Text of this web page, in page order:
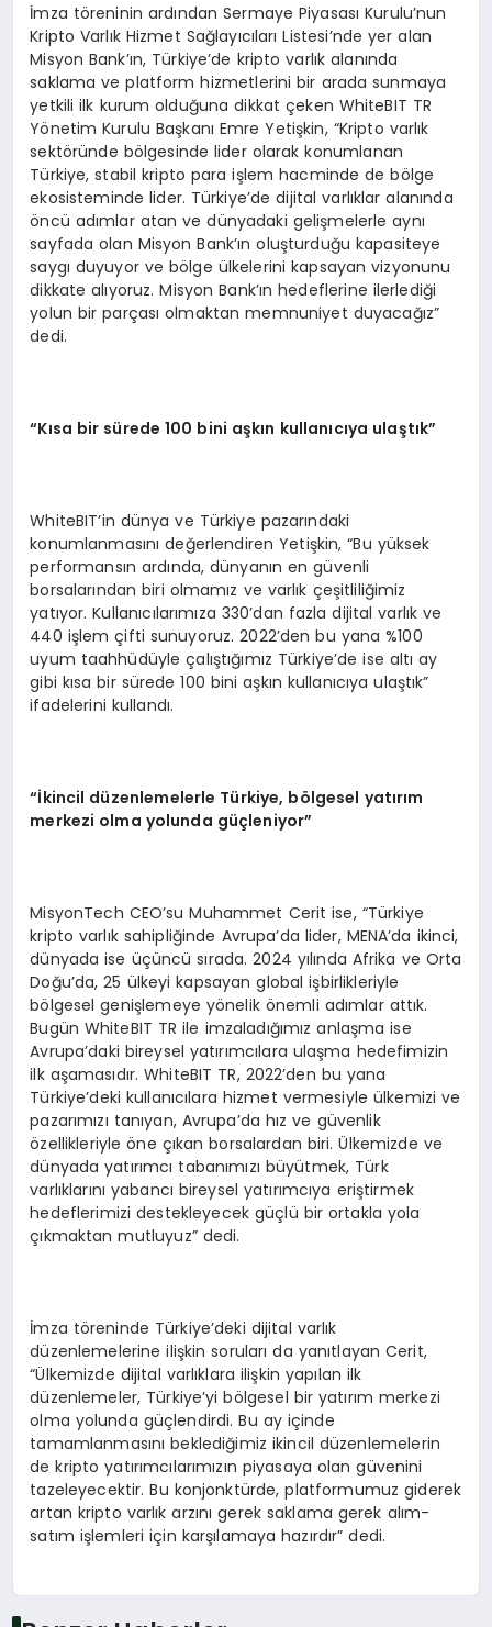
İmza töreninin ardından Sermaye Piyasası Kurulu’nun
Kripto Varlık Hizmet Sağlayıcıları Listesi’nde yer alan
Misyon Bank’ın, Türkiye’de kripto varlık alanında
saklama ve platform hizmetlerini bir arada sunmaya
yetkili ilk kurum olduğuna dikkat çeken WhiteBIT TR
Yönetim Kurulu Başkanı Emre Yetişkin, “Kripto varlık
sektöründe bölgesinde lider olarak konumlanan
Türkiye, stabil kripto para işlem hacminde de bölge
ekosisteminde lider. Türkiye’de dijital varlıklar alanında
öncü adımlar atan ve dünyadaki gelişmelerle aynı
sayfada olan Misyon Bank’ın oluşturduğu kapasiteye
saygı duyuyor ve bölge ülkelerini kapsayan vizyonunu
dikkate alıyoruz. Misyon Bank’ın hedeflerine ilerlediği
yolun bir parçası olmaktan memnuniyet duyacağız”
dedi.
“Kısa bir sürede 100 bini aşkın kullanıcıya ulaştık”
WhiteBIT’in dünya ve Türkiye pazarındaki
konumlanmasını değerlendiren Yetişkin, “Bu yüksek
performansın ardında, dünyanın en güvenli
borsalarından biri olmamız ve varlık çeşitliliğimiz
yatıyor. Kullanıcılarımıza 330’dan fazla dijital varlık ve
440 işlem çifti sunuyoruz. 2022’den bu yana %100
uyum taahhüdüyle çalıştığımız Türkiye’de ise altı ay
gibi kısa bir sürede 100 bini aşkın kullanıcıya ulaştık”
ifadelerini kullandı.
“İkincil düzenlemelerle Türkiye, bölgesel yatırım
merkezi olma yolunda güçleniyor”
MisyonTech CEO’su Muhammet Cerit ise, “Türkiye
kripto varlık sahipliğinde Avrupa’da lider, MENA’da ikinci,
dünyada ise üçüncü sırada. 2024 yılında Afrika ve Orta
Doğu’da, 25 ülkeyi kapsayan global işbirlikleriyle
bölgesel genişlemeye yönelik önemli adımlar attık.
Bugün WhiteBIT TR ile imzaladığımız anlaşma ise
Avrupa’daki bireysel yatırımcılara ulaşma hedefimizin
ilk aşamasıdır. WhiteBIT TR, 2022’den bu yana
Türkiye’deki kullanıcılara hizmet vermesiyle ülkemizi ve
pazarımızı tanıyan, Avrupa’da hız ve güvenlik
özellikleriyle öne çıkan borsalardan biri. Ülkemizde ve
dünyada yatırımcı tabanımızı büyütmek, Türk
varlıklarını yabancı bireysel yatırımcıya eriştirmek
hedeflerimizi destekleyecek güçlü bir ortakla yola
çıkmaktan mutluyuz” dedi.
İmza töreninde Türkiye’deki dijital varlık
düzenlemelerine ilişkin soruları da yanıtlayan Cerit,
“Ülkemizde dijital varlıklara ilişkin yapılan ilk
düzenlemeler, Türkiye’yi bölgesel bir yatırım merkezi
olma yolunda güçlendirdi. Bu ay içinde
tamamlanmasını beklediğimiz ikincil düzenlemelerin
de kripto yatırımcılarımızın piyasaya olan güvenini
tazeleyecektir. Bu konjonktürde, platformumuz giderek
artan kripto varlık arzını gerek saklama gerek alım-
satım işlemleri için karşılamaya hazırdır” dedi.